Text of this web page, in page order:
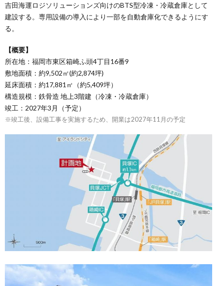
吉田海運ロジソリューションズ向けのBTS型冷凍・冷蔵倉庫として
建設する。専用設備の導入により一部を自動倉庫化できるようにす
る。
【概要】
所在地：福岡市東区箱崎ふ頭4丁目16番9
敷地面積：約9,502㎡(約2,874坪)
延床面積：約17,881㎡（約5,409坪）
構造規模：鉄骨造 地上3階建（冷凍・冷蔵倉庫）
竣工：2027年3月（予定）
※竣工後、設備工事を実施するため、開業は2027年11月の予定